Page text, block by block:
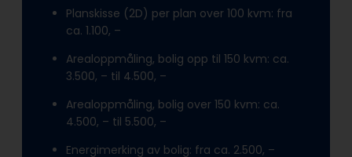
Planskisse (2D) per plan over 100 kvm: fra
ca. 1.100, –
Arealoppmåling, bolig opp til 150 kvm: ca.
3.500, – til 4.500, –
Arealoppmåling, bolig over 150 kvm: ca.
4.500, – til 5.500, –
Energimerking av bolig: fra ca. 2.500, –